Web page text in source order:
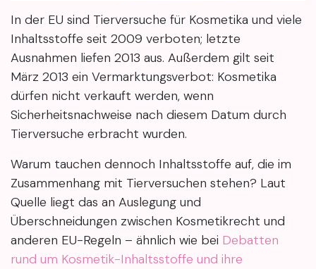
In der EU sind Tierversuche für Kosmetika und viele
Inhaltsstoffe seit 2009 verboten; letzte
Ausnahmen liefen 2013 aus. Außerdem gilt seit
März 2013 ein Vermarktungsverbot: Kosmetika
dürfen nicht verkauft werden, wenn
Sicherheitsnachweise nach diesem Datum durch
Tierversuche erbracht wurden.
Warum tauchen dennoch Inhaltsstoffe auf, die im
Zusammenhang mit Tierversuchen stehen? Laut
Quelle liegt das an Auslegung und
Überschneidungen zwischen Kosmetikrecht und
anderen EU-Regeln – ähnlich wie bei Debatten
rund um Kosmetik-Inhaltsstoffe und ihre